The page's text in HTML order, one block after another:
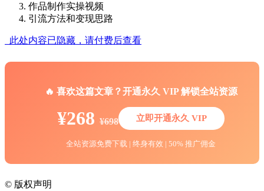
作品制作实操视频
引流方法和变现思路
此处内容已隐藏，请付费后查看
🔥 喜欢这篇文章？开通永久 VIP 解锁全站资源
¥268 ¥698 立即开通永久 VIP
全站资源免费下载 | 终身有效 | 50% 推广佣金
© 版权声明